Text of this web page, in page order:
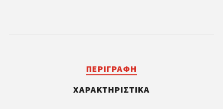
ΠΕΡΙΓΡΑΦΉ
ΧΑΡΑΚΤΗΡΙΣΤΙΚΆ